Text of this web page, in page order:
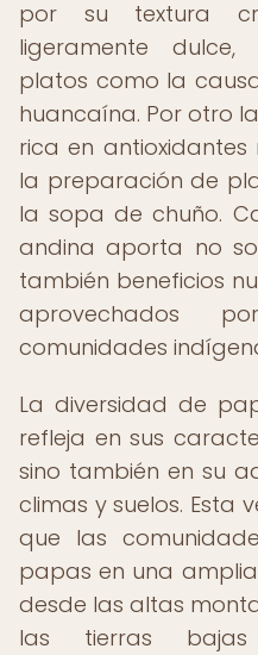
por su textura
ligeramente
platos como la
huancaína. Por otro
rica en antioxidantes
la preparación de
la sopa de chuño.
andina aporta no
también beneficios
aprovechados
comunidades
La diversidad de
refleja en sus
sino también en su
climas y suelos. Esta
que las
papas en una
desde las altas
las tierras